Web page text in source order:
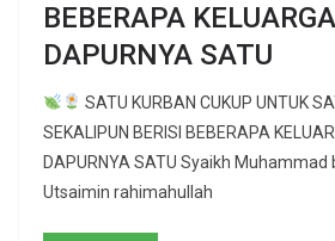
BEBERAPA
DAPURNYA SATU
SATU KURBAN CUKUP UNTUK
SEKALIPUN BERISI BEBERAPA
DAPURNYA SATU Syaikh Muhammad
Utsaimin rahimahullah